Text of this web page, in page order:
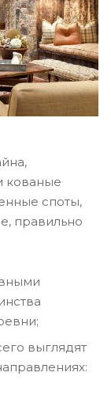
кованые
споты,
правильно
выглядят